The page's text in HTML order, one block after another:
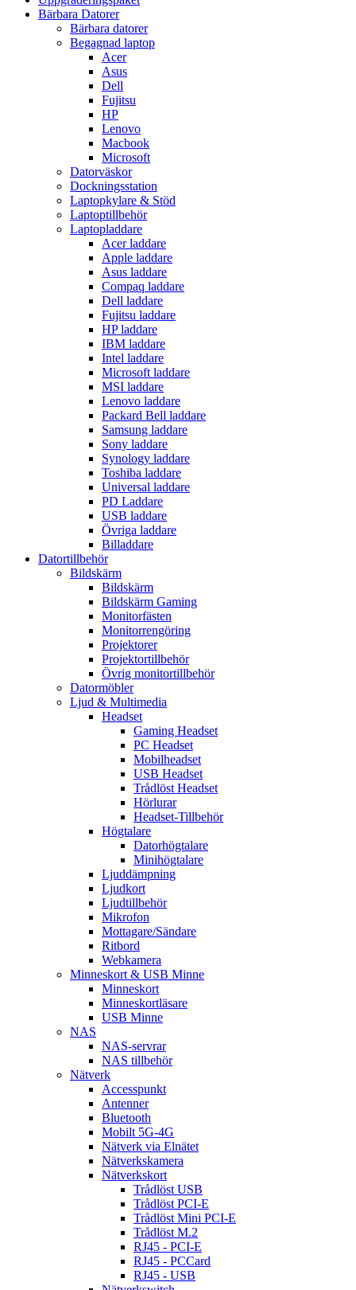
Bärbara Datorer
Bärbara datorer
Begagnad laptop
Acer
Asus
Dell
Fujitsu
HP
Lenovo
Macbook
Microsoft
Datorväskor
Dockningsstation
Laptopkylare & Stöd
Laptoptillbehör
Laptopladdare
Acer laddare
Apple laddare
Asus laddare
Compaq laddare
Dell laddare
Fujitsu laddare
HP laddare
IBM laddare
Intel laddare
Microsoft laddare
MSI laddare
Lenovo laddare
Packard Bell laddare
Samsung laddare
Sony laddare
Synology laddare
Toshiba laddare
Universal laddare
PD Laddare
USB laddare
Övriga laddare
Billaddare
Datortillbehör
Bildskärm
Bildskärm
Bildskärm Gaming
Monitorfästen
Monitorrengöring
Projektorer
Projektortillbehör
Övrig monitortillbehör
Datormöbler
Ljud & Multimedia
Headset
Gaming Headset
PC Headset
Mobilheadset
USB Headset
Trådlöst Headset
Hörlurar
Headset-Tillbehör
Högtalare
Datorhögtalare
Minihögtalare
Ljuddämpning
Ljudkort
Ljudtillbehör
Mikrofon
Mottagare/Sändare
Ritbord
Webkamera
Minneskort & USB Minne
Minneskort
Minneskortläsare
USB Minne
NAS
NAS-servrar
NAS tillbehör
Nätverk
Accesspunkt
Antenner
Bluetooth
Mobilt 5G-4G
Nätverk via Elnätet
Nätverkskamera
Nätverkskort
Trådlöst USB
Trådlöst PCI-E
Trådlöst Mini PCI-E
Trådlöst M.2
RJ45 - PCI-E
RJ45 - PCCard
RJ45 - USB